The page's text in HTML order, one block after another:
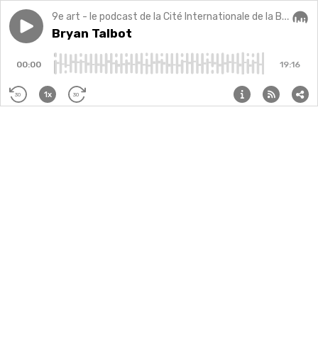
Play episodeBryan Talbot
9e art - le podcast de la Cité Internationale de la Bande Dessinée et de l'Image d'Angoulême
Bryan Talbot
00:00 19:16
30 1x 30